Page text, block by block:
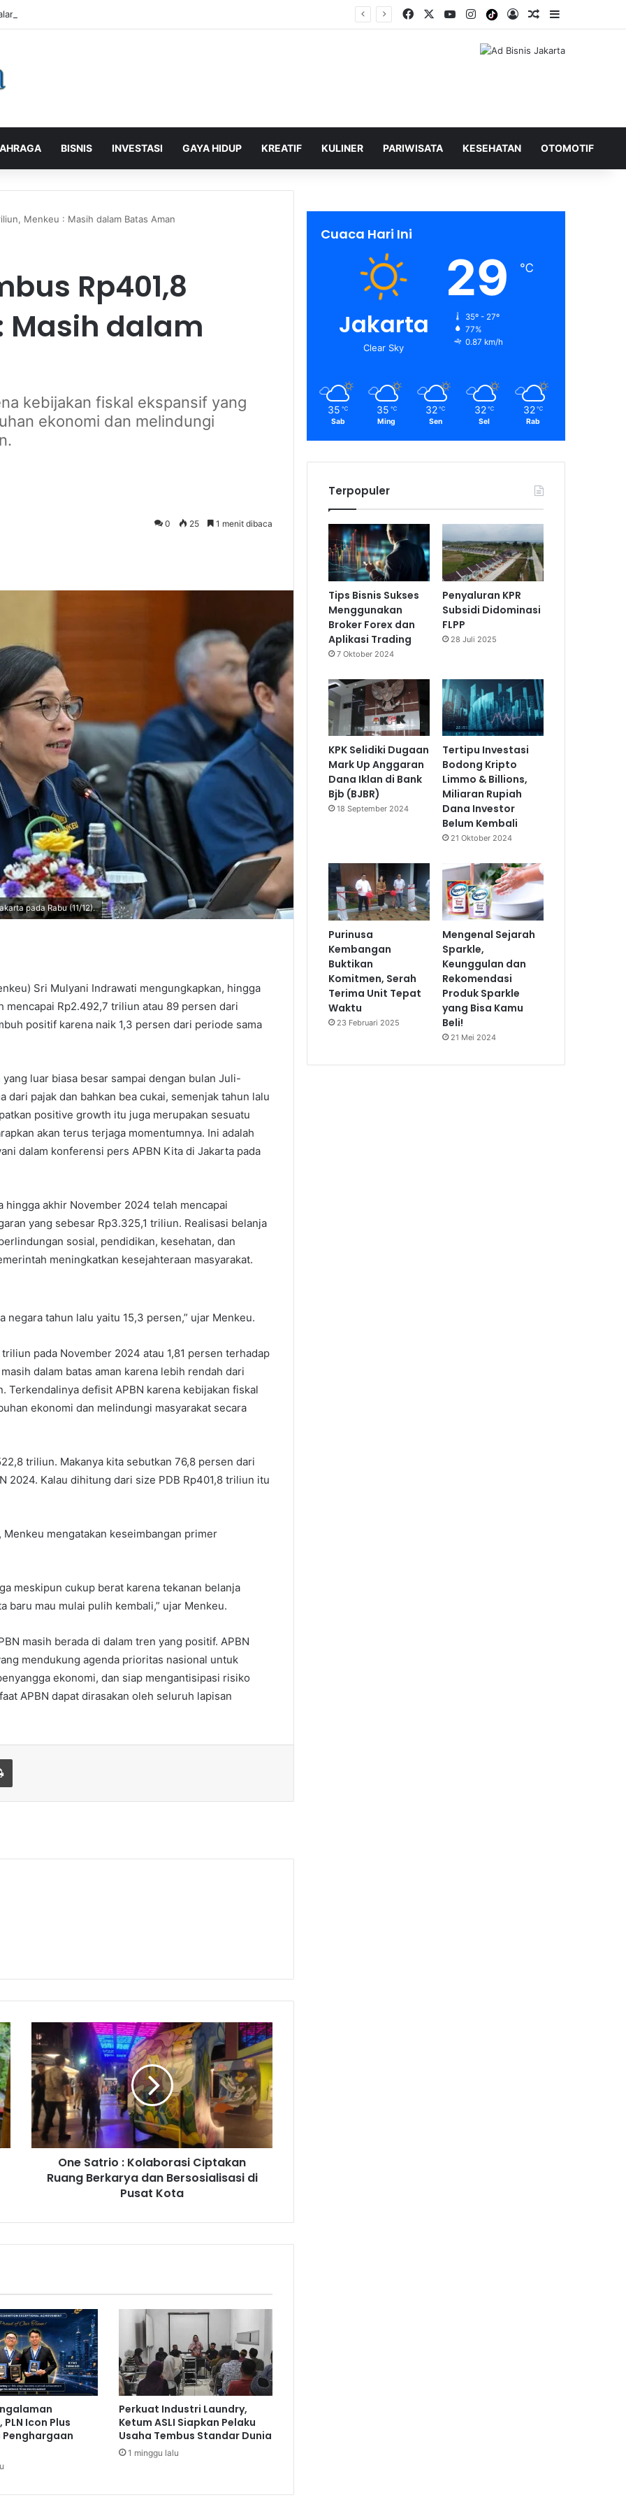
Pelanggan, PLN Icon Plus Sabet Tiga Penghargaan CCW 2026 Facebook YouTubeInstagramTiktokLog InShuffle Berita
BISNIS INVESTASI GAYA HIDUP KREATIF KULINER PARIWISATA KESEHATAN OTOMOTIF
Menkeu : Masih dalam Batas Aman
Rp401,8
Masih dalam
kebijakan fiskal ekspansif yang
ekonomi dan melindungi
0 25 1 menit dibaca
pada Rabu (11/12).
Sri Mulyani Indrawati mengungkapkan, hingga
Rp2.492,7 triliun atau 89 persen dari
positif karena naik 1,3 persen dari periode sama
luar biasa besar sampai dengan bulan Juli-
pajak dan bahkan bea cukai, semenjak tahun lalu
positive growth itu juga merupakan sesuatu
akan terus terjaga momentumnya. Ini adalah
dalam konferensi pers APBN Kita di Jakarta pada
hingga akhir November 2024 telah mencapai
yang sebesar Rp3.325,1 triliun. Realisasi belanja
sosial, pendidikan, kesehatan, dan
meningkatkan kesejahteraan masyarakat.
negara tahun lalu yaitu 15,3 persen,” ujar Menkeu.
pada November 2024 atau 1,81 persen terhadap
dalam batas aman karena lebih rendah dari
Terkendalinya defisit APBN karena kebijakan fiskal
ekonomi dan melindungi masyarakat secara
triliun. Makanya kita sebutkan 76,8 persen dari
2024. Kalau dihitung dari size PDB Rp401,8 triliun itu
mengatakan keseimbangan primer
meskipun cukup berat karena tekanan belanja
baru mau mulai pulih kembali,” ujar Menkeu.
masih berada di dalam tren yang positif. APBN
mendukung agenda prioritas nasional untuk
ekonomi, dan siap mengantisipasi risiko
APBN dapat dirasakan oleh seluruh lapisan
n
e
S
a
t
r
i
o
a
s
i
C
i
p
t
a
k
a
n
R
One Satrio : Kolaborasi Ciptakan
Ruang Berkarya dan Bersosialisasi di
Pusat Kota
Icon Plus
Penghargaan
Perkuat Industri Laundry,
Ketum ASLI Siapkan Pelaku
Usaha Tembus Standar Dunia
1 minggu lalu
Cuaca Hari Ini
Jakarta
Clear Sky
29 ℃
35º - 27º
77%
0.87 km/h
35 ℃
Sab
35 ℃
Ming
32 ℃
Sen
32 ℃
Sel
32 ℃
Rab
Terpopuler
Tips Bisnis Sukses
Menggunakan
Broker Forex dan
Aplikasi Trading
7 Oktober 2024
Penyaluran KPR
Subsidi Didominasi
FLPP
28 Juli 2025
KPK Selidiki Dugaan
Mark Up Anggaran
Dana Iklan di Bank
Bjb (BJBR)
18 September 2024
Tertipu Investasi
Bodong Kripto
Limmo & Billions,
Miliaran Rupiah
Dana Investor
Belum Kembali
21 Oktober 2024
Purinusa
Kembangan
Buktikan
Komitmen, Serah
Terima Unit Tepat
Waktu
23 Februari 2025
Mengenal Sejarah
Sparkle,
Keunggulan dan
Rekomendasi
Produk Sparkle
yang Bisa Kamu
Beli!
21 Mei 2024